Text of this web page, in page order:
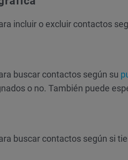
incluir o excluir contactos
buscar contactos según su
o no. También puede
buscar contactos según si